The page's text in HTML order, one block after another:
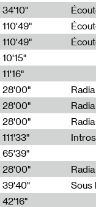
34'10"
110'49"
110'49"
10'15"
11'16"
28'00"
Radia
28'00"
Radia
28'00"
111'33"
65'39"
28'00"
39'40"
Sous
42'16"